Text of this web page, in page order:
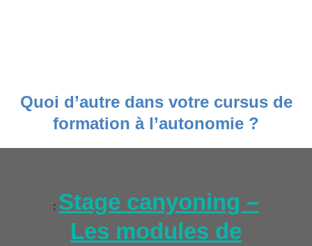
Quoi d’autre dans votre cursus de
formation à l’autonomie ?
: Stage canyoning –
Les modules de